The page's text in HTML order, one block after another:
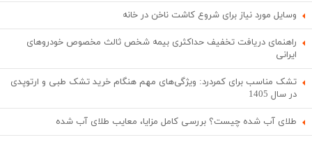
وسایل مورد نیاز برای شروع کاشت ناخن در خانه
راهنمای دریافت تخفیف حداکثری بیمه شخص ثالث مخصوص خودروهای
ایرانی
تشک مناسب برای کمردرد: ویژگی‌های مهم هنگام خرید تشک طبی و ارتوپدی
در سال 1405
طلای آب شده چیست؟ بررسی کامل مزایا، معایب طلای آب شده